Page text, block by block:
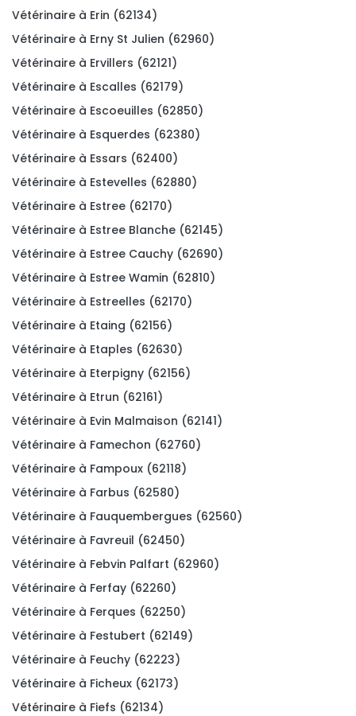
Vétérinaire à Erin (62134)
Vétérinaire à Erny St Julien (62960)
Vétérinaire à Ervillers (62121)
Vétérinaire à Escalles (62179)
Vétérinaire à Escoeuilles (62850)
Vétérinaire à Esquerdes (62380)
Vétérinaire à Essars (62400)
Vétérinaire à Estevelles (62880)
Vétérinaire à Estree (62170)
Vétérinaire à Estree Blanche (62145)
Vétérinaire à Estree Cauchy (62690)
Vétérinaire à Estree Wamin (62810)
Vétérinaire à Estreelles (62170)
Vétérinaire à Etaing (62156)
Vétérinaire à Etaples (62630)
Vétérinaire à Eterpigny (62156)
Vétérinaire à Etrun (62161)
Vétérinaire à Evin Malmaison (62141)
Vétérinaire à Famechon (62760)
Vétérinaire à Fampoux (62118)
Vétérinaire à Farbus (62580)
Vétérinaire à Fauquembergues (62560)
Vétérinaire à Favreuil (62450)
Vétérinaire à Febvin Palfart (62960)
Vétérinaire à Ferfay (62260)
Vétérinaire à Ferques (62250)
Vétérinaire à Festubert (62149)
Vétérinaire à Feuchy (62223)
Vétérinaire à Ficheux (62173)
Vétérinaire à Fiefs (62134)